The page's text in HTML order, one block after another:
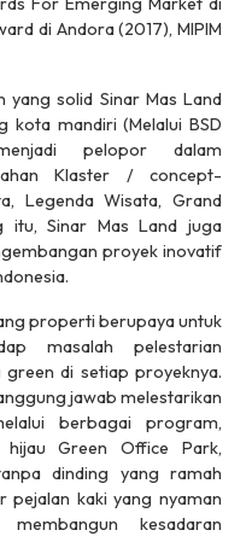
di Andora (2017), MIPIM
yang solid Sinar Mas Land
kota mandiri (Melalui BSD
pelopor dalam
Klaster / concept-
Legenda Wisata, Grand
itu, Sinar Mas Land juga
proyek inovatif
properti berupaya untuk
masalah pelestarian
di setiap proyeknya.
jawab melestarikan
berbagai program,
hijau Green Office Park,
dinding yang ramah
pejalan kaki yang nyaman
kesadaran